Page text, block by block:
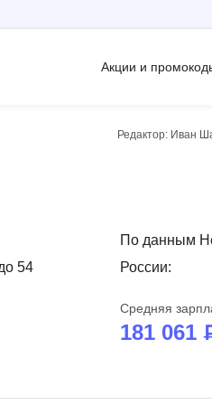
Акции и
Редактор: Иван
54
По данным
России:
Средняя
181 061
Webflow
Webpack
O
Oracle